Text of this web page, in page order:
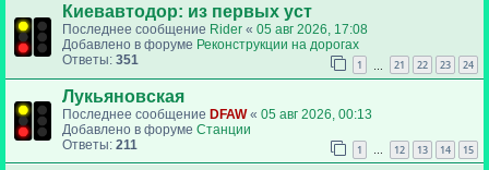
Киевавтодор: из первых уст
Последнее сообщение Rider « 05 авг 2026, 17:08
Добавлено в форуме Реконструкции на дорогах
Ответы: 351 1 21 22 23 24
Лукьяновская
Последнее сообщение DFAW« 05 авг 2026, 00:13
Добавлено в форуме Станции
Ответы: 211 1 … 12 13 14 15